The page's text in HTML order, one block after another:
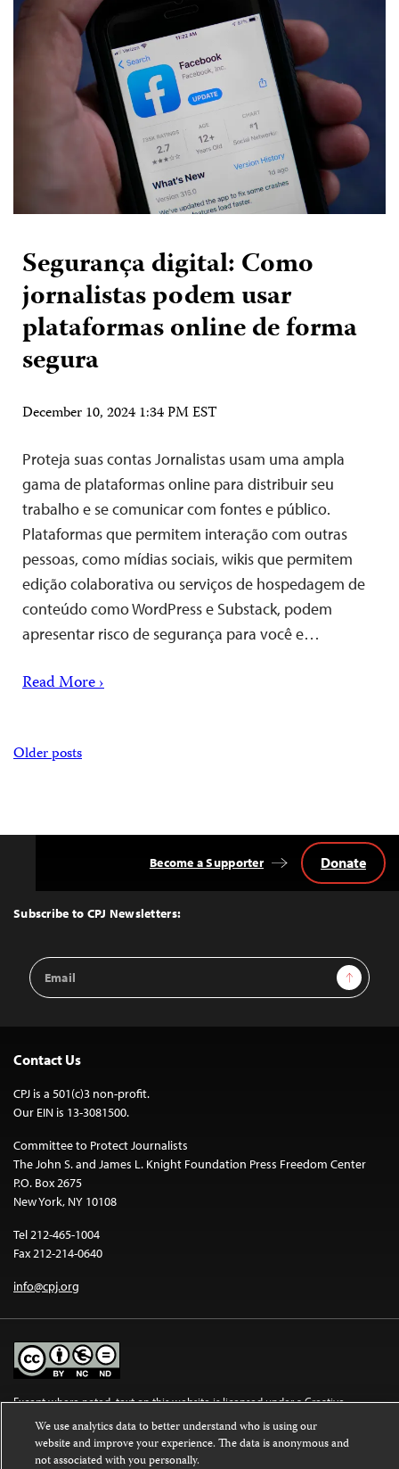
Segurança digital: Como
jornalistas podem usar
plataformas online de forma
segura
December 10, 2024 1:34 PM EST
Proteja suas contas Jornalistas usam uma ampla
gama de plataformas online para distribuir seu
trabalho e se comunicar com fontes e público.
Plataformas que permitem interação com outras
pessoas, como mídias sociais, wikis que permitem
edição colaborativa ou serviços de hospedagem de
conteúdo como WordPress e Substack, podem
apresentar risco de segurança para você e…
Read More ›
Posts
Older posts
Top
Subscribe to CPJ Newsletters:
Email
Address
Sign Up
Become a Supporter Donate
Contact Us
CPJ is a 501(c)3 non-profit.
Our EIN is 13-3081500.
Committee to Protect Journalists
The John S. and James L. Knight Foundation Press Freedom Center
P.O. Box 2675
New York, NY 10108
Tel 212-465-1004
Fax 212-214-0640
info@cpj.org
Except where noted, text on this website is licensed under aCreative
License.
Images and other media are not covered by the Creative Commons license.
We use analytics data to better understand who is using our
website and improve your experience. The data is anonymous and
not associated with you personally.